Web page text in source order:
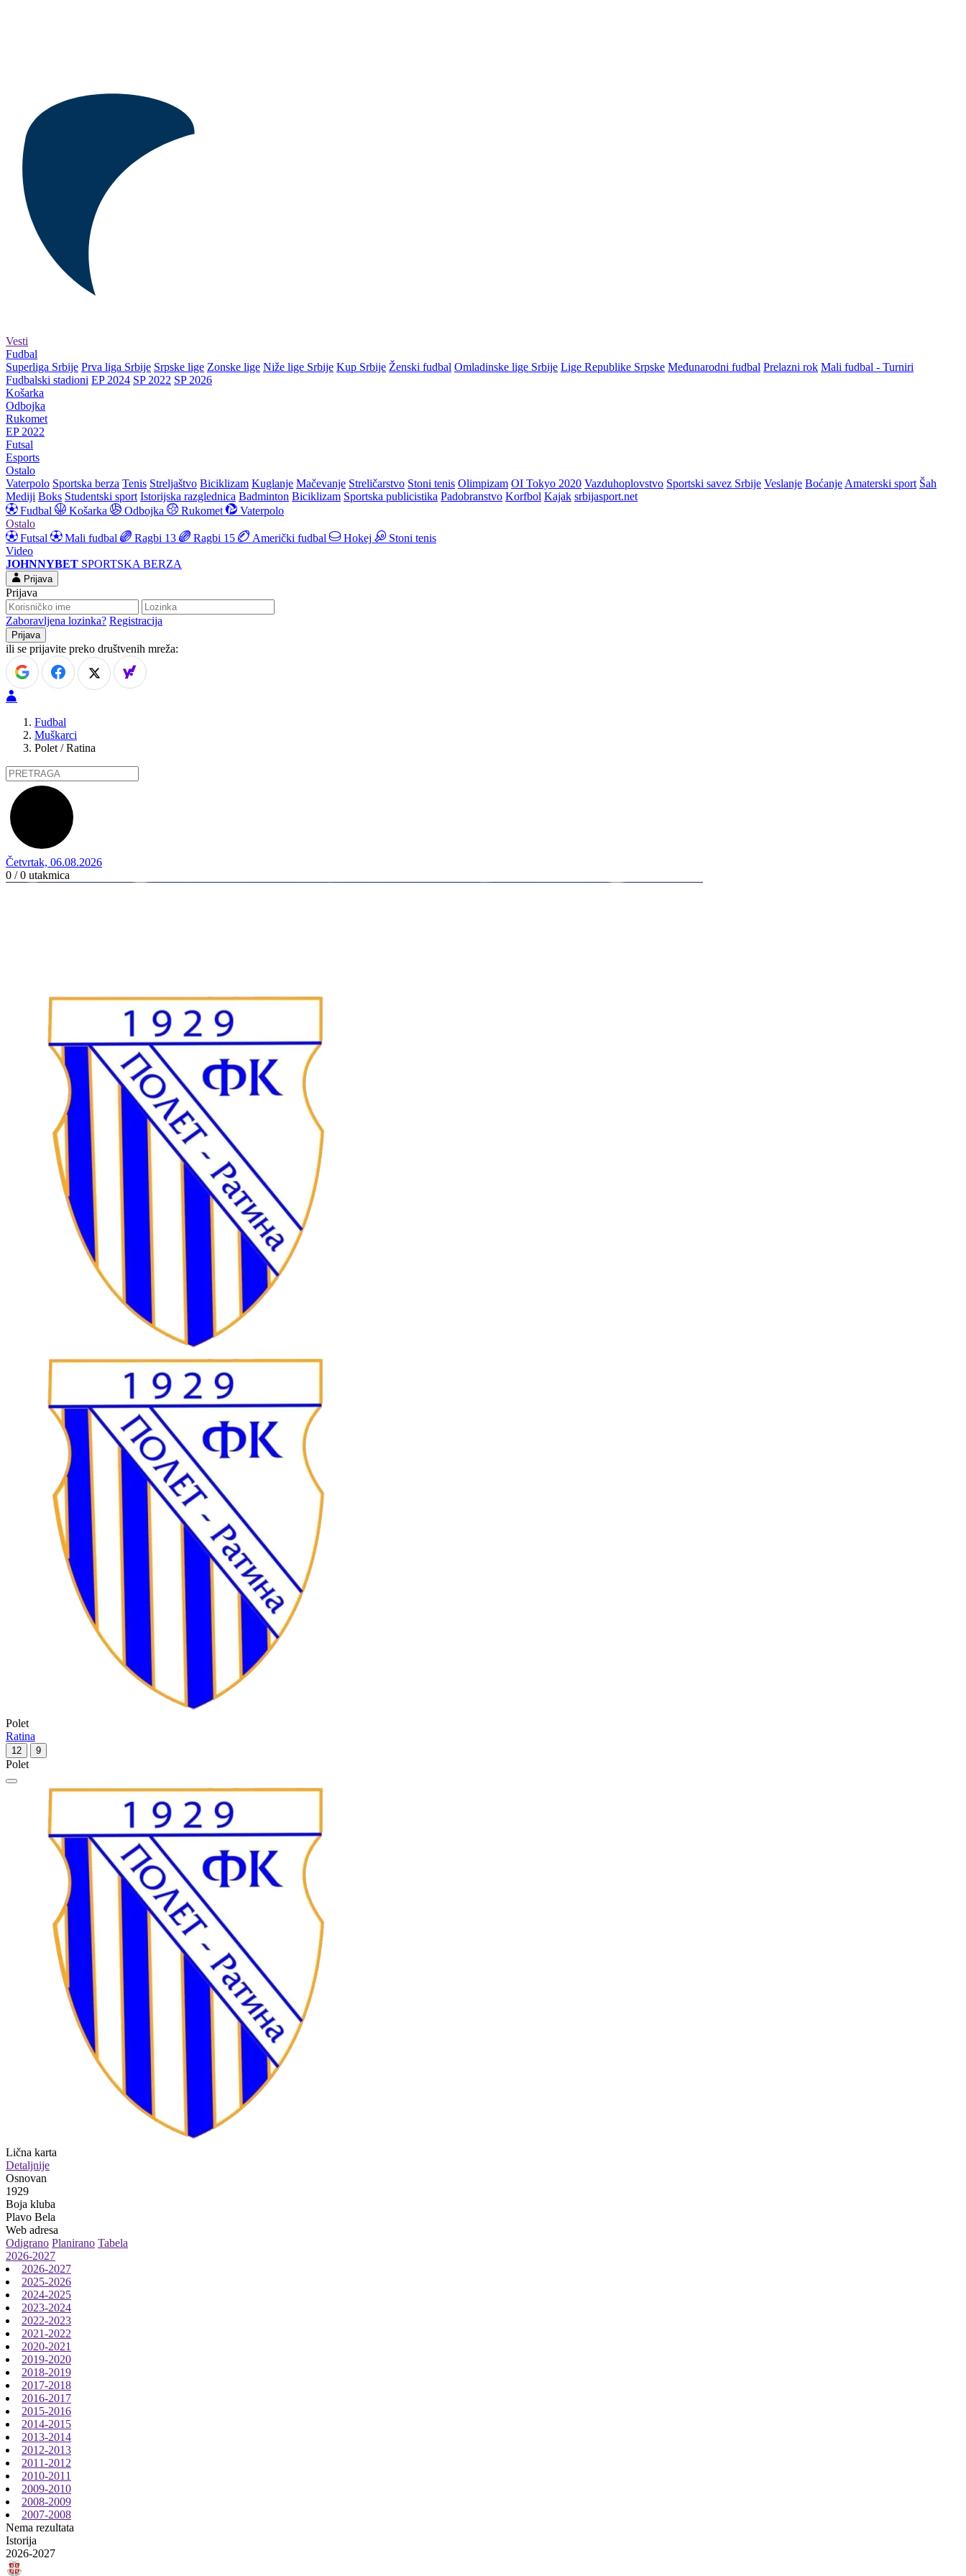
Vesti
Fudbal
Superliga Srbije Prva liga Srbije Srpske lige Zonske lige Niže lige Srbije Kup Srbije Ženski fudbal Omladinske lige Srbije Lige Republike Srpske Međunarodni fudbal Prelazni rok Mali fudbal - Turniri
Fudbalski stadioni EP 2024 SP 2022 SP 2026
Košarka
Odbojka
Rukomet
EP 2022
Futsal
Esports
Ostalo
Vaterpolo Sportska berza Tenis Streljaštvo Biciklizam Kuglanje Mačevanje Streličarstvo Stoni tenis Olimpizam OI Tokyo 2020 Vazduhoplovstvo Sportski savez Srbije Veslanje Boćanje Amaterski sport Šah
Mediji Boks Studentski sport Istorijska razglednica Badminton Biciklizam Sportska publicistika Padobranstvo Korfbol Kajak srbijasport.net
Fudbal
Košarka Odbojka Rukomet
Vaterpolo
Ostalo
Futsal
Mali fudbal Ragbi 13 Ragbi 15 Američki fudbal Hokej
Stoni tenis
Video
JOHNNYBET SPORTSKA BERZA
Prijava
Prijava
Zaboravljena lozinka? Registracija
ili se prijavite preko društvenih mreža:
Fudbal
Muškarci
Polet / Ratina
Četvrtak, 06.08.2026
0 / 0 utakmica
Polet
Ratina
12 9
Polet
Lična karta
Detaljnije
Osnovan
1929
Boja kluba
Plavo Bela
Web adresa
Odigrano Planirano Tabela
2026-2027
2026-2027
2025-2026
2024-2025
2023-2024
2022-2023
2021-2022
2020-2021
2019-2020
2018-2019
2017-2018
2016-2017
2015-2016
2014-2015
2013-2014
2012-2013
2011-2012
2010-2011
2009-2010
2008-2009
2007-2008
Nema rezultata
Istorija
2026-2027